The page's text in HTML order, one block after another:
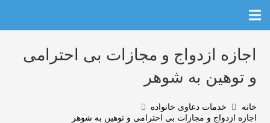
اجازه ازدواج و مجازات بی احترامی
و توهین به شوهر
خانه
خدمات دعاوی خانواده
اجازه ازدواج و مجازات بی احترامی و توهین به شوهر